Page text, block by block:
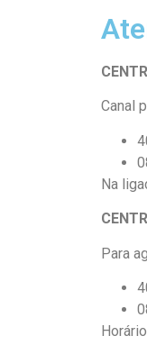
Canal
Na
Para